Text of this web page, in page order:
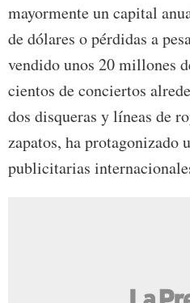
mayormente un capital
de dólares o pérdidas a
vendido unos 20 millones
cientos de conciertos
dos disqueras y líneas de
zapatos, ha protagonizado
publicitarias